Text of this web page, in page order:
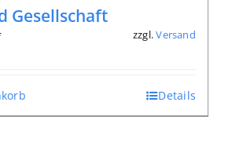
Gesellschaft
zzgl.Versand
Details